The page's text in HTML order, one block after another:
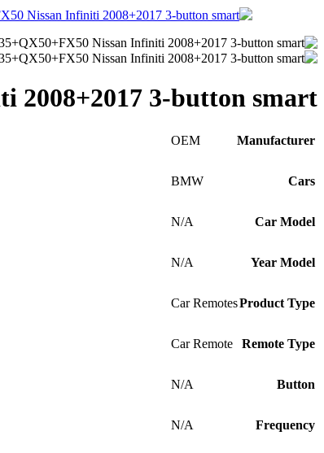
2008+2017 3-button smart
Manufacturer
OEM
Cars
BMW
Car Model
N/A
Year Model
N/A
Product Type
Car Remotes
Remote Type
Car Remote
Button
N/A
Frequency
N/A